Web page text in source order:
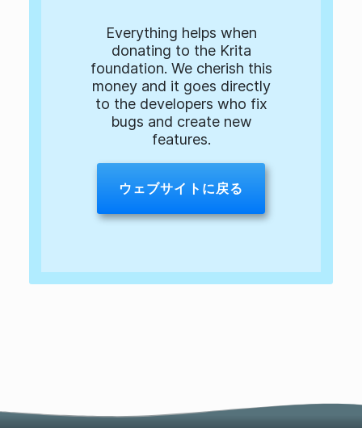
Everything helps when
donating to the Krita
foundation. We cherish this
money and it goes directly
to the developers who fix
bugs and create new
features.
ウェブサイトに戻る